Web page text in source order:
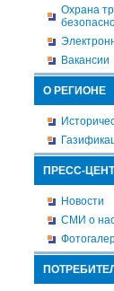
Охрана
Вакансии
О РЕГИОНЕ
ПРЕСС-
Новости
СМИ о